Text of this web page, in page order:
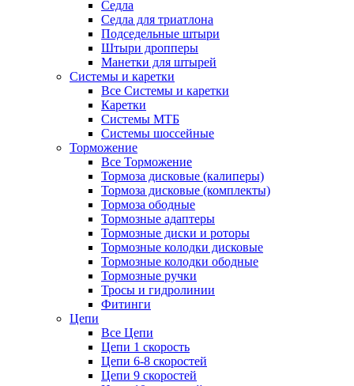
Седла
Седла для триатлона
Подседельные штыри
Штыри дропперы
Манетки для штырей
Системы и каретки
Все Системы и каретки
Каретки
Системы МТБ
Системы шоссейные
Торможение
Все Торможение
Тормоза дисковые (калиперы)
Тормоза дисковые (комплекты)
Тормоза ободные
Тормозные адаптеры
Тормозные диски и роторы
Тормозные колодки дисковые
Тормозные колодки ободные
Тормозные ручки
Тросы и гидролинии
Фитинги
Цепи
Все Цепи
Цепи 1 скорость
Цепи 6-8 скоростей
Цепи 9 скоростей